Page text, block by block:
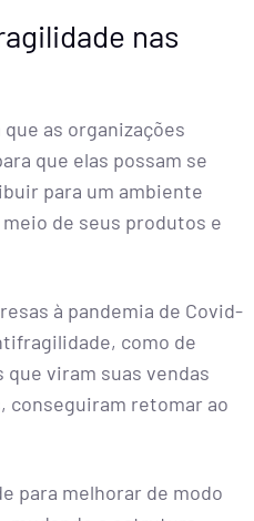
nas
as organizações
que elas possam se
para um ambiente
de seus produtos e
à pandemia de Covid-
como de
viram suas vendas
conseguiram retomar ao
para melhorar de modo